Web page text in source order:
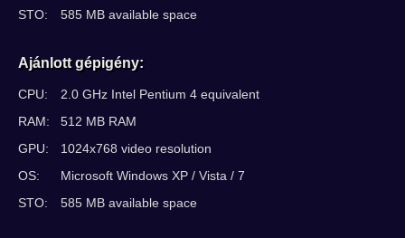
STO:
585 MB available space
Ajánlott gépigény:
CPU:
2.0 GHz Intel Pentium 4 equivalent
RAM:
512 MB RAM
GPU:
1024x768 video resolution
OS:
Microsoft Windows XP / Vista / 7
STO:
585 MB available space